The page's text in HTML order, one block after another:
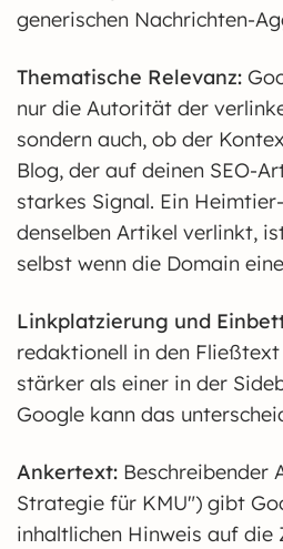
generischen Nachrichten-
Thematische Relevanz:
nur die Autorität der
sondern auch, ob der
Blog, der auf deinen SEO-
starkes Signal. Ein
denselben Artikel verlinkt,
selbst wenn die Domain
Linkplatzierung und
redaktionell in den
stärker als einer in der
Google kann das
Ankertext: Beschreibender
Strategie für KMU") gibt
inhaltlichen Hinweis auf die